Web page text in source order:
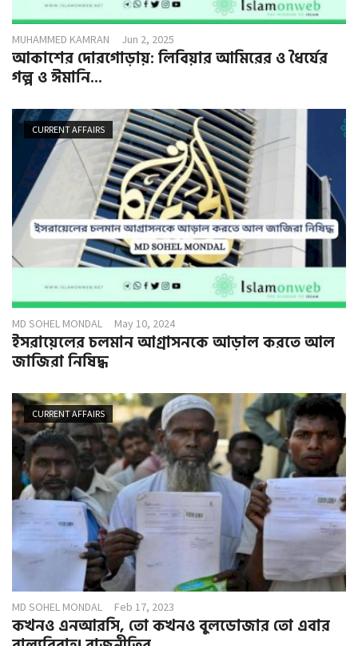
MUHAMMED KAMRAN Jun 2, 2025
আকাশের দোরগোড়ায়: লিবিয়ার আমিরের ও ধৈর্যের
গল্প ও ঈমানি...
CURRENT AFFAIRS
MD SOHEL MONDAL May 10, 2024
ইসরায়েলের চলমান আগ্রাসনকে আড়াল করতে আল
জাজিরা নিষিদ্ধ
CURRENT AFFAIRS
MD SOHEL MONDAL Feb 17, 2023
কখনও এনআরসি, তো কখনও বুলডোজার তো এবার